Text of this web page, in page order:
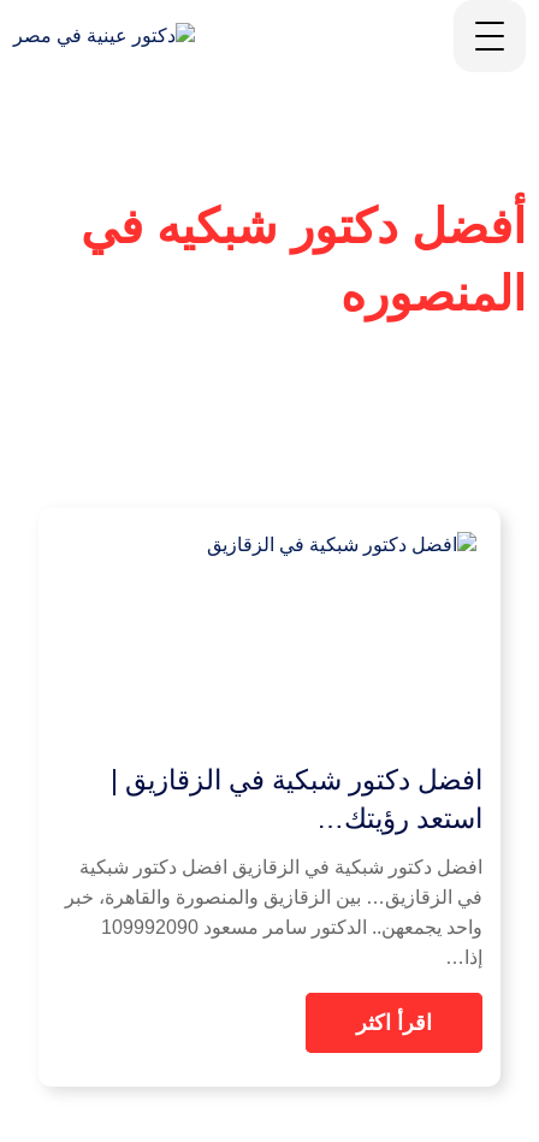
أفضل دكتور شبكيه في
المنصوره
افضل دكتور شبكية في الزقازيق |
استعد رؤيتك…
افضل دكتور شبكية في الزقازيق افضل دكتور شبكية
في الزقازيق… بين الزقازيق والمنصورة والقاهرة، خبر
إذا…
اقرأ اكثر